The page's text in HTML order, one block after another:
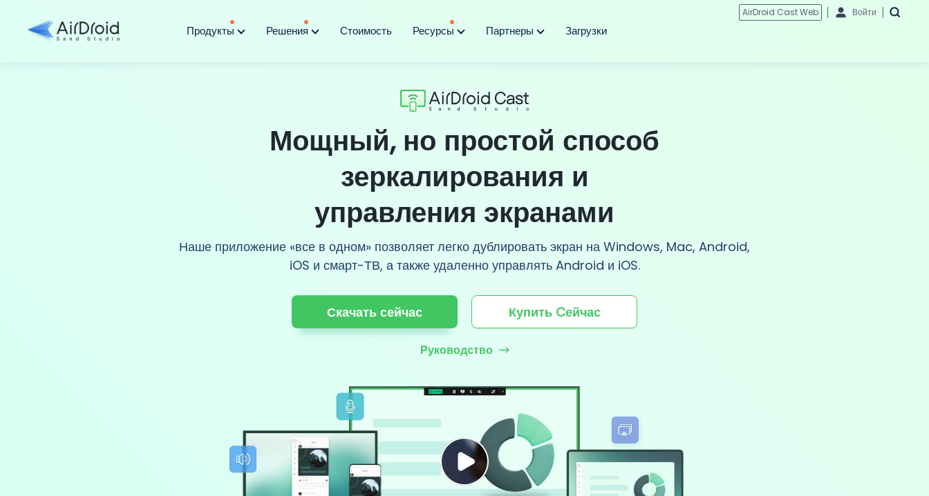
Продукты Решения Стоимость Ресурсы Партнеры Загрузки
AirDroid Cast Web Войти
Мощный, но простой способ
зеркалирования и
управления экранами
Наше приложение «все в одном» позволяет легко дублировать экран на Windows, Mac, Android,
iOS и смарт-ТВ, а также удаленно управлять Android и iOS.
Скачать сейчас Купить Cейчас
Руководство